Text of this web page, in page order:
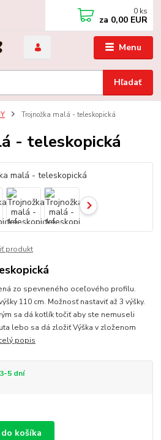
Menu
Hľadať
0 ks
za 0,00 EUR
Trojnožka malá - teleskopická
- teleskopická
produkt
zo spevneného oceľového profilu.
110 cm. Možnosť nastaviť až 3 výšky.
sa dá kotlík točiť aby ste nemuseli
lebo sa dá zložiť Výška v zloženom
popis
5 dní
košíka